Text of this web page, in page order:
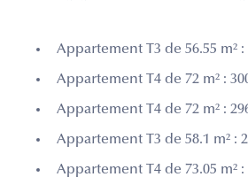
Appartement T3 de 56.55 m² :
Appartement T4 de 72 m² :
Appartement T4 de 72 m² :
Appartement T3 de 58.1 m² :
Appartement T4 de 73.05 m² :